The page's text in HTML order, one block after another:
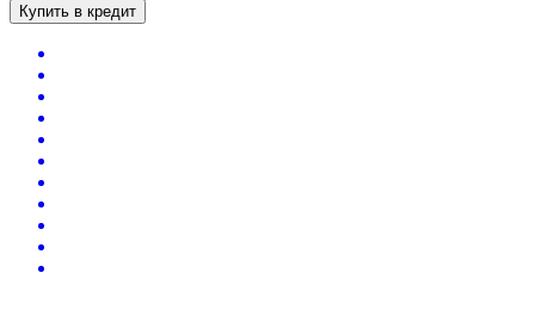
Купить в кредит